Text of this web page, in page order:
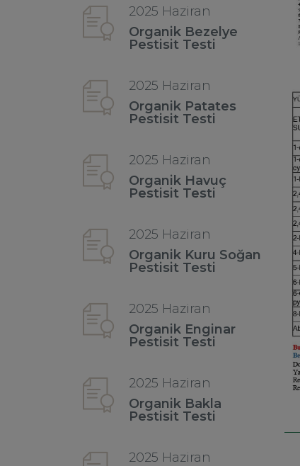
2025 Haziran
Organik Bezelye
Pestisit Testi
2025 Haziran
Organik Patates
Pestisit Testi
2025 Haziran
Organik Havuç
Pestisit Testi
2025 Haziran
Organik Kuru Soğan
Pestisit Testi
2025 Haziran
Organik Enginar
Pestisit Testi
2025 Haziran
Organik Bakla
Pestisit Testi
2025 Haziran